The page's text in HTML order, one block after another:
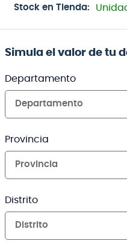
Stock en Tienda:
Simula el valor de tu
Departamento
Departamento
Provincia
Provincia
Distrito
Distrito